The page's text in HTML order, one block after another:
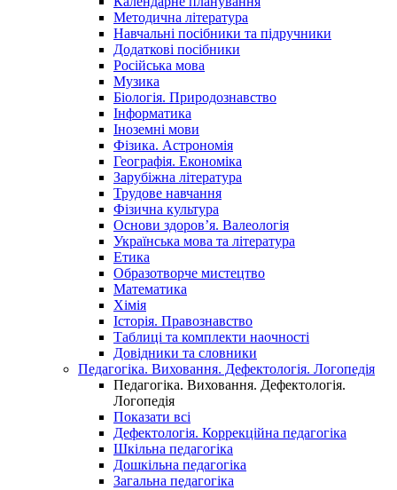
Методична література
Навчальні посібники та підручники
Додаткові посібники
Російська мова
Музика
Біологія. Природознавство
Інформатика
Іноземні мови
Фізика. Астрономія
Географія. Економіка
Зарубіжна література
Трудове навчання
Фізична культура
Основи здоров’я. Валеологія
Українська мова та література
Етика
Образотворче мистецтво
Математика
Хімія
Історія. Правознавство
Таблиці та комплекти наочності
Довідники та словники
Педагогіка. Виховання. Дефектологія. Логопедія
Педагогіка. Виховання. Дефектологія.
Логопедія
Показати всі
Дефектологія. Коррекційна педагогіка
Шкільна педагогіка
Дошкільна педагогіка
Загальна педагогіка